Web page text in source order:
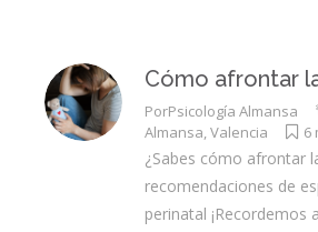
Cómo afrontar
PorPsicología Almansa
Almansa,Valencia 6
¿Sabes cómo afrontar
recomendaciones de
perinatal